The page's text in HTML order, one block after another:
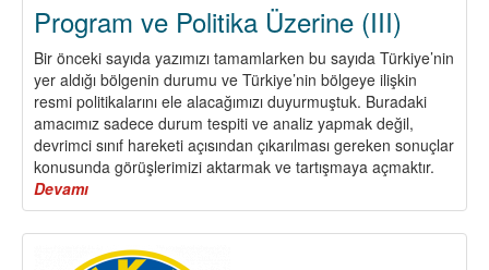
Program ve Politika Üzerine (III)
Bir önceki sayıda yazımızı tamamlarken bu sayıda Türkiye’nin
yer aldığı bölgenin durumu ve Türkiye’nin bölgeye ilişkin
resmi politikalarını ele alacağımızı duyurmuştuk. Buradaki
amacımız sadece durum tespiti ve analiz yapmak değil,
devrimci sınıf hareketi açısından çıkarılması gereken sonuçlar
konusunda görüşlerimizi aktarmak ve tartışmaya açmaktır.
Devamı
Program
ve
Politika